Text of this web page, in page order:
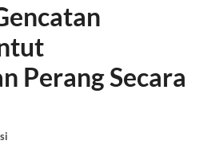
Perang Secara